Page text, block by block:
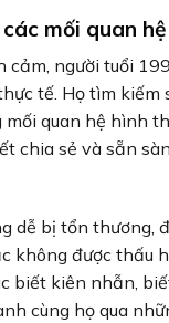
mối quan hệ
cảm, người tuổi
tế. Họ tìm kiếm
quan hệ hình
chia sẻ và sẵn
dễ bị tổn thương,
không được thấu
biết kiên nhẫn,
cùng họ qua